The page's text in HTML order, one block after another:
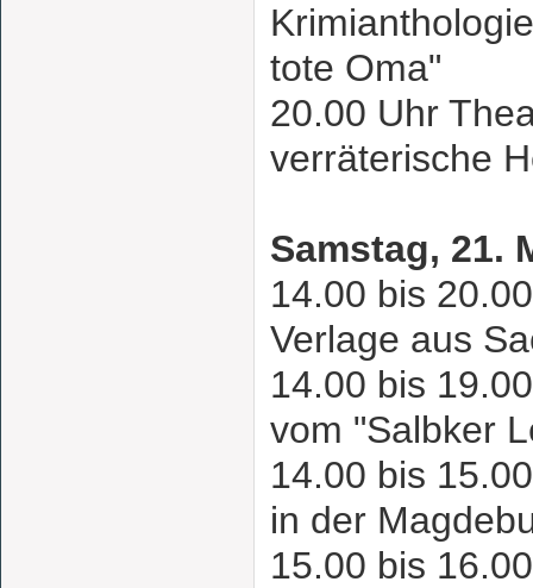
tote Oma"
20.00 Uhr
verräterische
Samstag, 21.
14.00 bis
Verlage aus
14.00 bis
vom "Salbker
14.00 bis
in der
15.00 bis